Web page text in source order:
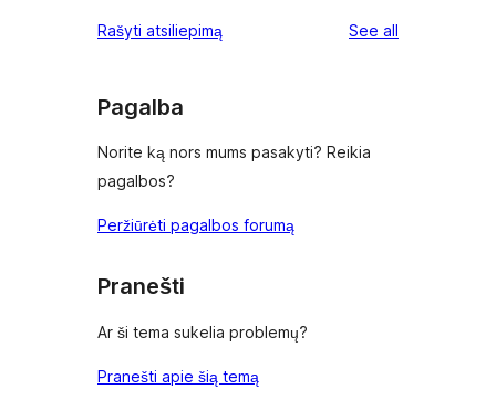
reviews
star
Rašyti atsiliepimą See all
Pagalba
Norite ką nors mums pasakyti? Reikia
pagalbos?
Peržiūrėti pagalbos forumą
Pranešti
Ar ši tema sukelia problemų?
Pranešti apie šią temą